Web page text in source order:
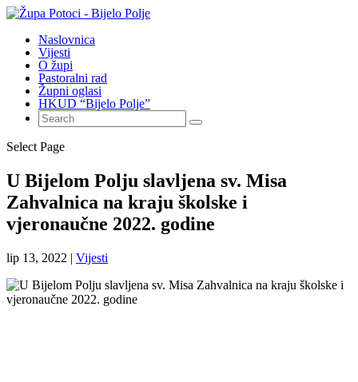
Naslovnica
Vijesti
O župi
Pastoralni rad
Župni oglasi
HKUD “Bijelo Polje”
Select Page
U Bijelom Polju slavljena sv. Misa
Zahvalnica na kraju školske i
vjeronaučne 2022. godine
lip 13, 2022 | Vijesti